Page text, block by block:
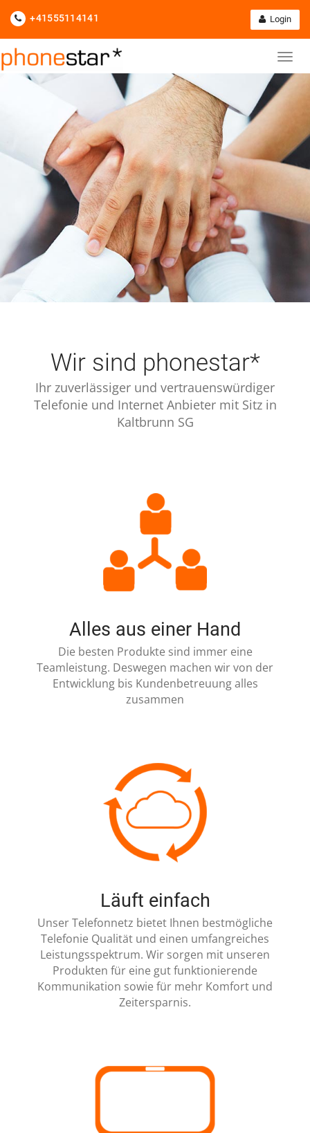
+41555114141 Login
Wir sind phonestar*
Ihr zuverlässiger und vertrauenswürdiger
Telefonie und Internet Anbieter mit Sitz in
Kaltbrunn SG
Alles aus einer Hand
Die besten Produkte sind immer eine
Teamleistung. Deswegen machen wir von der
Entwicklung bis Kundenbetreuung alles
zusammen
Läuft einfach
Unser Telefonnetz bietet Ihnen bestmögliche
Telefonie Qualität und einen umfangreiches
Leistungsspektrum. Wir sorgen mit unseren
Produkten für eine gut funktionierende
Kommunikation sowie für mehr Komfort und
Zeitersparnis.